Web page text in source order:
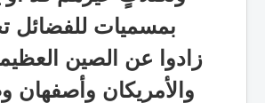
بمسميات للفضائل
زادوا عن الصين
والأمريكان وأصفهان